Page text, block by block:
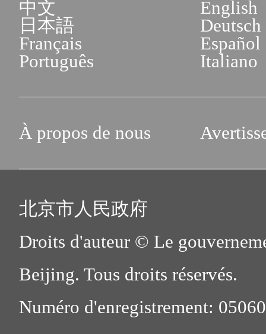
中文
English
日本語
Deutsch
Français
Español
Português
Italiano
À propos de nous
北京市人民政府
Droits d'auteur © Le
Beijing. Tous droits réservés.
Numéro d'enregistrement: